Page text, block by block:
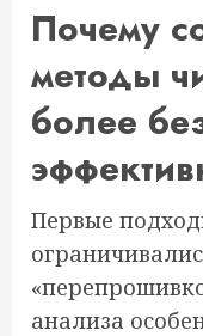
Почему
методы
более
Первые
анализа